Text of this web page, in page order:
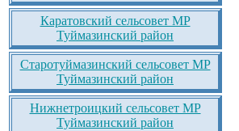
Каратовский сельсовет МР
Туймазинский район
Старотуймазинский сельсовет МР
Туймазинский район
Нижнетроицкий сельсовет МР
Туймазинский район